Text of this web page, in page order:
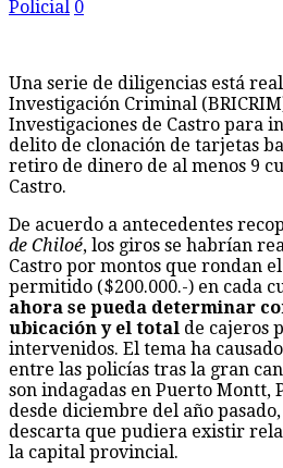
Policial 0
Una serie de diligencias está
Investigación Criminal
Investigaciones de Castro para
delito de clonación de tarjetas
retiro de dinero de al menos 9
Castro.
De acuerdo a antecedentes
de Chiloé, los giros se habrían
Castro por montos que rondan
permitido ($200.000.-) en cada
ahora se pueda determinar
ubicación y el total de cajeros
intervenidos. El tema ha
entre las policías tras la gran
son indagadas en Puerto Montt,
desde diciembre del año
descarta que pudiera existir
la capital provincial.